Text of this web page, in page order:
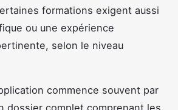
formations exigent aussi
ou une expérience
selon le niveau
commence souvent par